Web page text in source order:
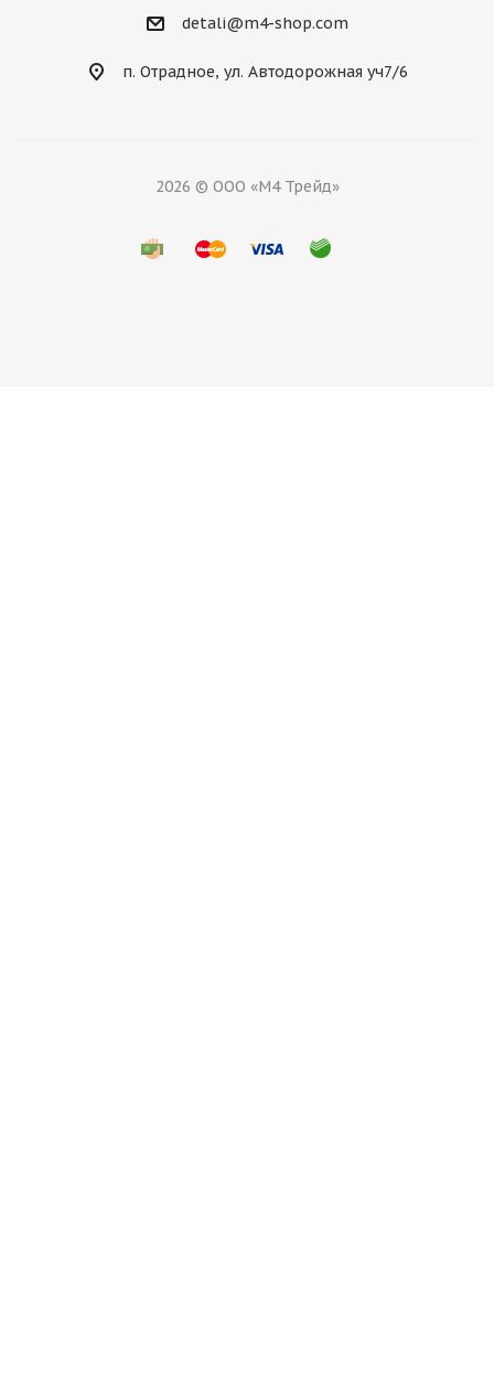
detali@m4-shop.com
п. Отрадное, ул. Автодорожная уч7/6
2026 © ООО «М4 Трейд»